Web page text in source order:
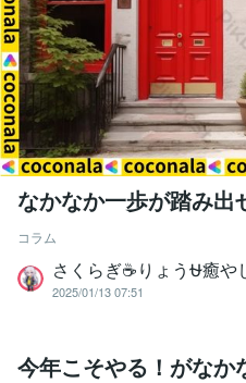
なかなか一歩が踏み出
コラム
さくらぎ☕りょう⛎癒
2025/01/13 07:51
今年こそやる！がなか